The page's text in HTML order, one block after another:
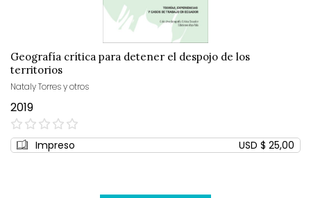
Geografía crítica para detener el despojo de los
territorios
Nataly Torres y otros
2019
0%
Impreso USD $ 25,00